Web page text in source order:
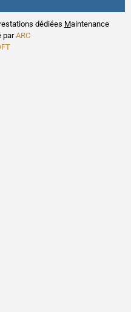
dédiées Maintenance
parARC